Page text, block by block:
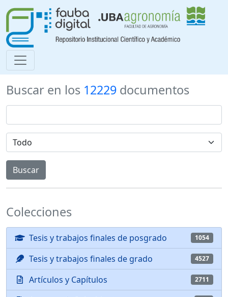
Buscar en los 12229 documentos
Colecciones
Tesis y trabajos finales de posgrado 1054
Tesis y trabajos finales de grado 4527
Artículos y Capítulos 2711